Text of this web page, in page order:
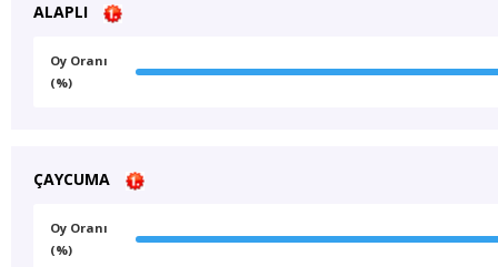
ALAPLI
Oy Oranı
(%)
ÇAYCUMA
Oy Oranı
(%)